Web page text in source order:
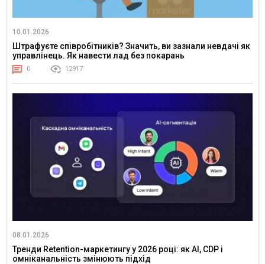
10.01.2026
Штрафуєте співробітників? Значить, ви зазнали невдачі як
управлінець. Як навести лад без покарань
0 12917
08.01.2026
Тренди Retention-маркетингу у 2026 році: як AI, CDP і
омніканальність змінюють підхід